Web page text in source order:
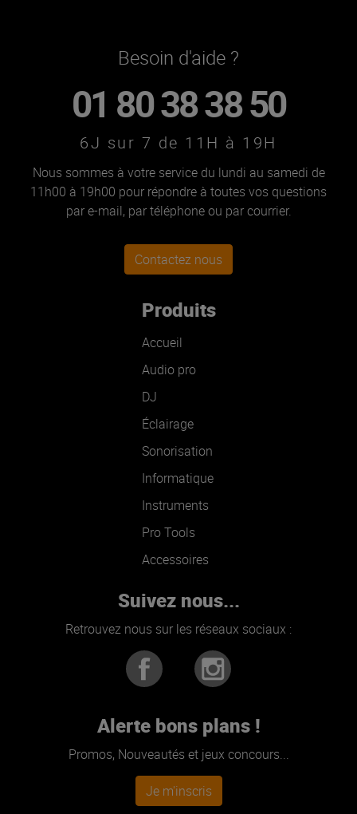
Besoin d'aide ?
01 80 38 38 50
6J sur 7 de 11H à 19H
Nous sommes à votre service du lundi au samedi de
11h00 à 19h00 pour répondre à toutes vos questions
par e-mail, par téléphone ou par courrier.
Contactez nous
Produits
Accueil
Audio pro
DJ
Éclairage
Sonorisation
Informatique
Instruments
Pro Tools
Accessoires
Suivez nous...
Retrouvez nous sur les réseaux sociaux :
Alerte bons plans !
Promos, Nouveautés et jeux concours...
Je m'inscris